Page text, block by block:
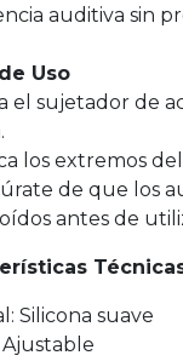
auditiva sin
Uso
el sujetador de
los extremos
de que los
antes de
Silicona suave